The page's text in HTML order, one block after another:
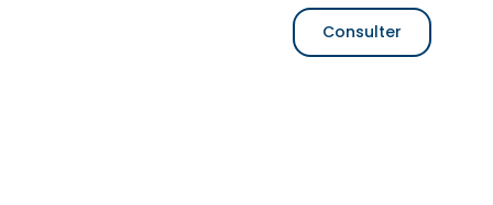
Consulter